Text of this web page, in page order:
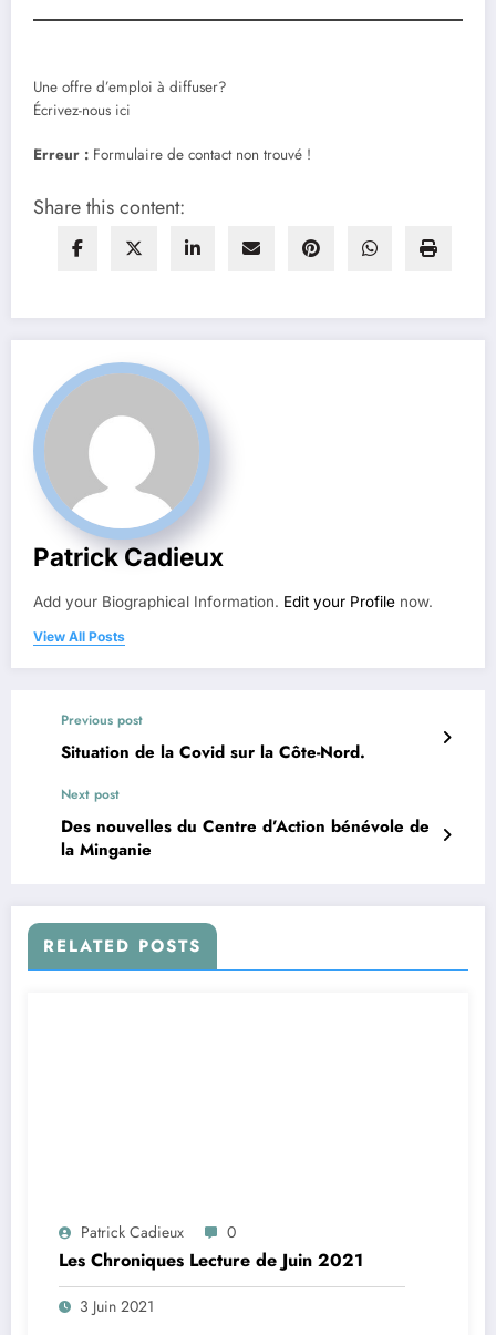
Une offre d’emploi à diffuser?
Écrivez-nous ici
Erreur : Formulaire de contact non trouvé !
Share this content:
Patrick Cadieux
Add your Biographical Information. Edit your Profile now.
View All Posts
Previous post
Situation de la Covid sur la Côte-Nord.
Next post
Des nouvelles du Centre d’Action bénévole de
la Minganie
RELATED POSTS
Patrick Cadieux 0
Les Chroniques Lecture de Juin 2021
3 Juin 2021